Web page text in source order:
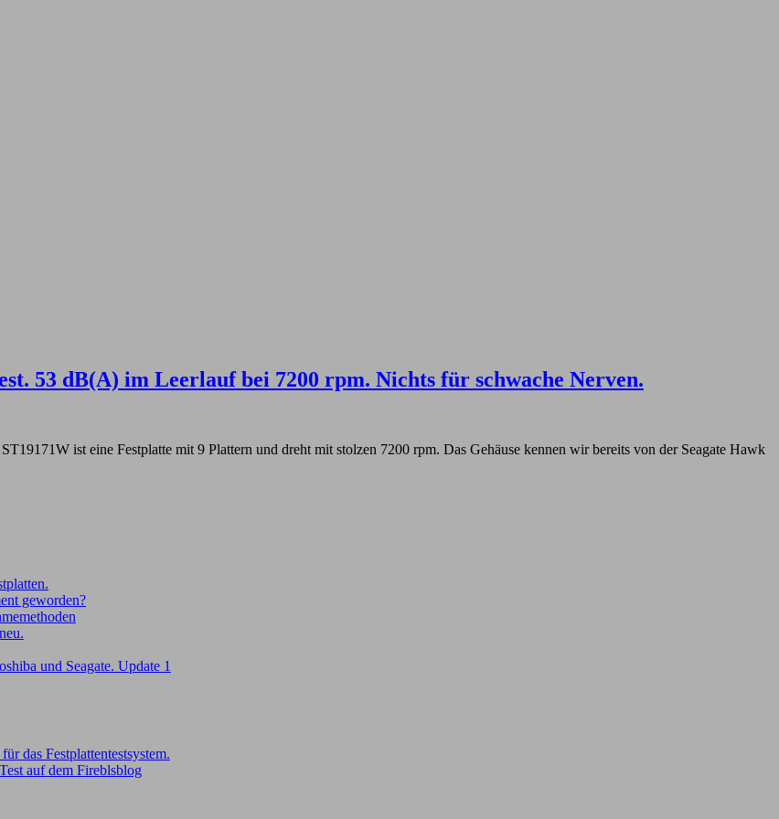
53 dB(A) im Leerlauf bei 7200 rpm. Nichts für schwache Nerven.
ist eine Festplatte mit 9 Plattern und dreht mit stolzen 7200 rpm. Das Gehäuse kennen wir bereits von der Seagate Hawk
geworden?
und Seagate. Update 1
das Festplattentestsystem.
auf dem Fireblsblog